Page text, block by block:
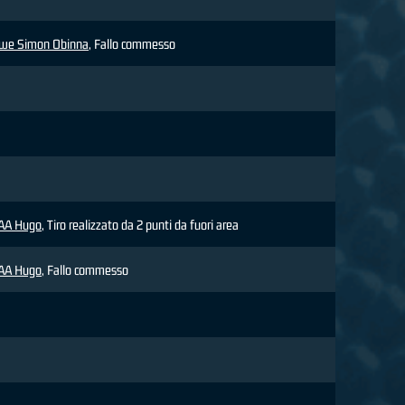
Simon Obinna, Fallo commesso
Hugo, Tiro realizzato da 2 punti da fuori area
Hugo, Fallo commesso